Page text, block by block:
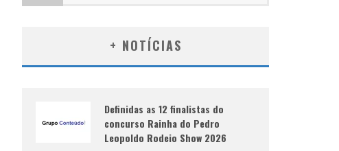
+ NOTÍCIAS
Definidas as 12 finalistas do
concurso Rainha do Pedro
Leopoldo Rodeio Show 2026